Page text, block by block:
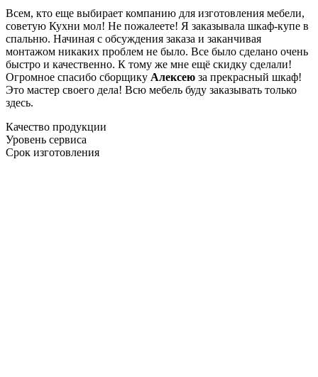
Всем, кто еще выбирает компанию для изготовления мебели,
советую Кухни мол! Не пожалеете! Я заказывала шкаф-купе в
спальню. Начиная с обсуждения заказа и заканчивая
монтажом никаких проблем не было. Все было сделано очень
быстро и качественно. К тому же мне ещё скидку сделали!
Огромное спасибо сборщику Алексею за прекрасный шкаф!
Это мастер своего дела! Всю мебель буду заказывать только
здесь.
Качество продукции
Уровень сервиса
Срок изготовления